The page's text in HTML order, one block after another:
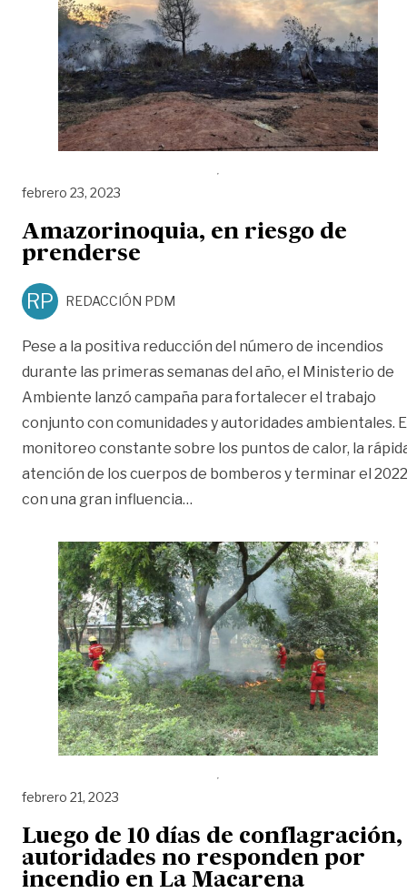
febrero 23, 2023
Amazorinoquia, en riesgo de
prenderse
RP REDACCIÓN PDM
Pese a la positiva reducción del número de incendios
durante las primeras semanas del año, el Ministerio de
Ambiente lanzó campaña para fortalecer el trabajo
conjunto con comunidades y autoridades ambientales.
monitoreo constante sobre los puntos de calor, la
atención de los cuerpos de bomberos y terminar el 2022
con una gran influencia…
febrero 21, 2023
Luego de 10 días de conflagración,
autoridades no responden por
incendio en La Macarena